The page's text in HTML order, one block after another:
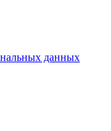
данных